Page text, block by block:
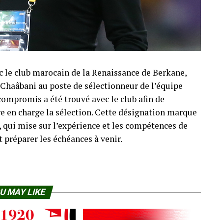
club marocain de la Renaissance de Berkane,
au poste de sélectionneur de l’équipe
a été trouvé avec le club afin de
charge la sélection. Cette désignation marque
mise sur l’expérience et les compétences de
les échéances à venir.
MAY LIKE